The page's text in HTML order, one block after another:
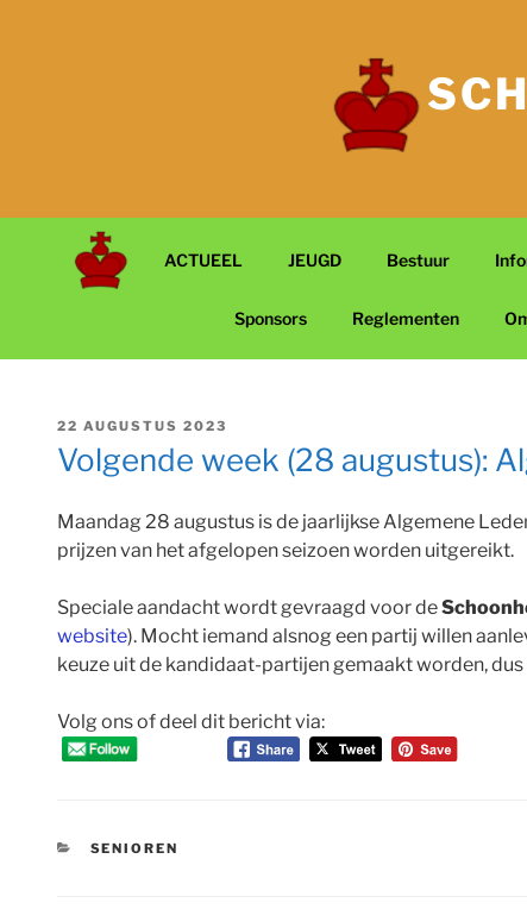
ACTUEEL JEUGD Bestuur
Sponsors Reglementen
GEPLAATST
OP
22 AUGUSTUS 2023
Volgende week (28 augustus):
Maandag 28 augustus is de jaarlijkse Algemene
prijzen van het afgelopen seizoen worden uitgereikt.
Speciale aandacht wordt gevraagd voor de
website). Mocht iemand alsnog een partij willen
keuze uit de kandidaat-partijen gemaakt worden,
Volg ons of deel dit bericht via:
CATEGORIEËN
SENIOREN